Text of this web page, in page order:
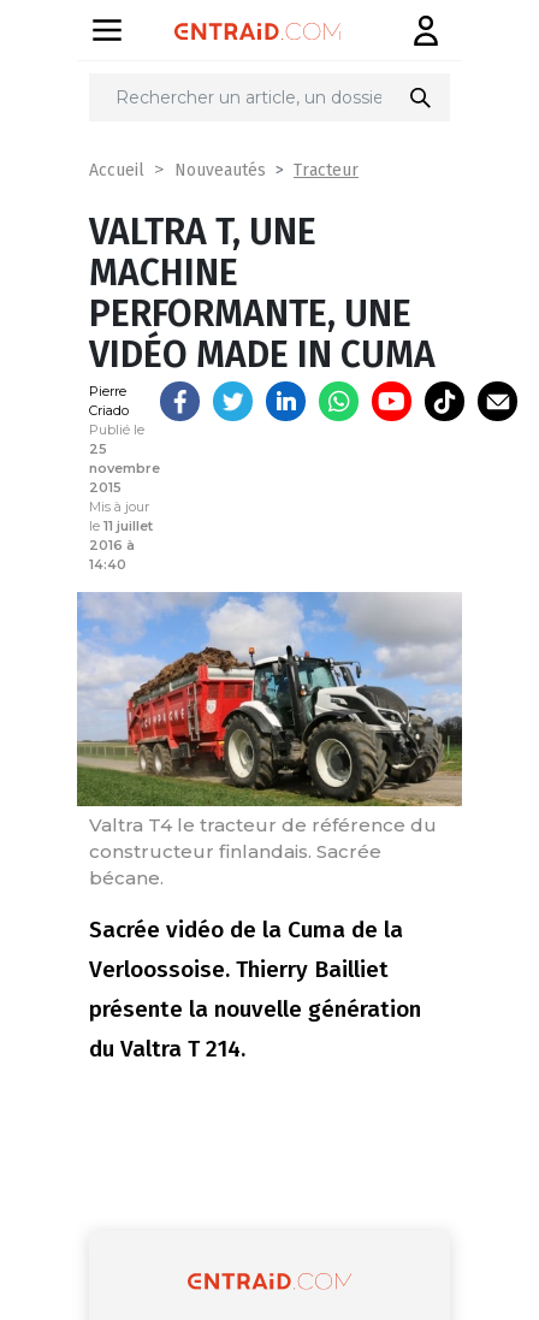
Partager
Accueil Nouveautés Tracteur
VALTRA T, UNE
MACHINE
PERFORMANTE, UNE
VIDÉO MADE IN CUMA
Pierre
Criado
Publié le
25
novembre
2015
Mis à jour
le 11 juillet
2016 à
14:40
Valtra T4 le tracteur de référence du
constructeur finlandais. Sacrée
bécane.
Sacrée vidéo de la Cuma de la
Verloossoise. Thierry Bailliet
présente la nouvelle génération
du Valtra T 214.